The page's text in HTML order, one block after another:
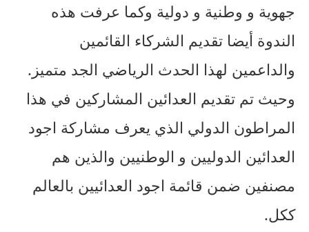
جهوية و وطنية و دولية وكما عرفت هذه
الندوة أيضا تقديم الشركاء القائمين
والداعمين لهذا الحدث الرياضي الجد متميز.
وحيث تم تقديم العدائين المشاركين في هذا
المراطون الدولي الذي يعرف مشاركة اجود
العدائين الدوليين و الوطنيين والذين هم
مصنفين ضمن قائمة اجود العدائيين بالعالم
ككل.